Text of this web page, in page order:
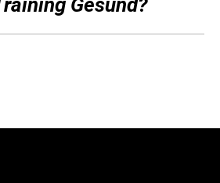
Gesund?